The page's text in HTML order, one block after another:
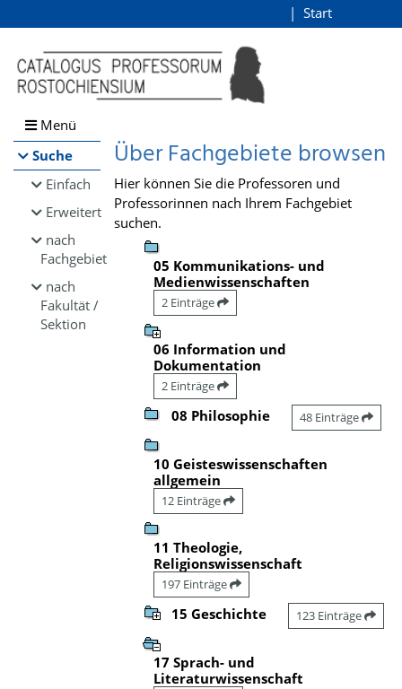
Browsen
direkt zum Inhalt
Start
Menü
Suche
Einfach
Erweitert
nach
Fachgebiet
nach
Fakultät /
Sektion
Über Fachgebiete browsen
Hier können Sie die Professoren und
Professorinnen nach Ihrem Fachgebiet
suchen.
05 Kommunikations- und
Medienwissenschaften
2 Einträge
06 Information und
Dokumentation
2 Einträge
08 Philosophie 48 Einträge
10 Geisteswissenschaften
allgemein
12 Einträge
11 Theologie,
Religionswissenschaft
197 Einträge
15 Geschichte 123 Einträge
17 Sprach- und
Literaturwissenschaft